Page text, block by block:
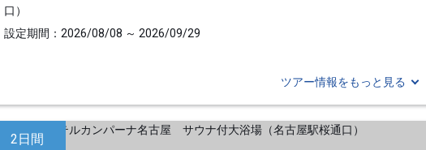
口）
設定期間：2026/08/08 ～ 2026/09/29
ツアー情報をもっと見る
2日間